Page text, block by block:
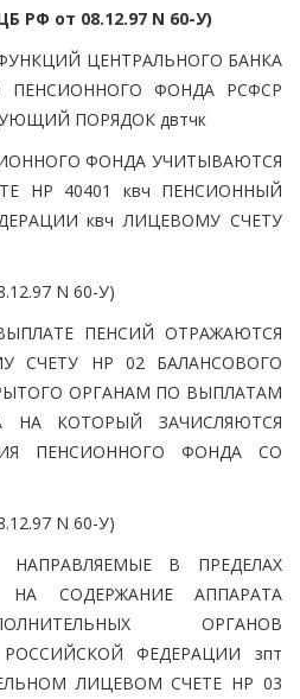
РФ от 08.12.97 N 60-У)
ЦЕНТРАЛЬНОГО БАНКА
ПЕНСИОННОГО ФОНДА РСФСР
ПОРЯДОК двтчк
ФОНДА УЧИТЫВАЮТСЯ
НР 40401 квч ПЕНСИОННЫЙ
квч ЛИЦЕВОМУ СЧЕТУ
N 60-У)
ПЕНСИЙ ОТРАЖАЮТСЯ
СЧЕТУ НР 02 БАЛАНСОВОГО
ОРГАНАМ ПО ВЫПЛАТАМ
НА КОТОРЫЙ ЗАЧИСЛЯЮТСЯ
ПЕНСИОННОГО ФОНДА СО
N 60-У)
НАПРАВЛЯЕМЫЕ В ПРЕДЕЛАХ
СОДЕРЖАНИЕ АППАРАТА
ОРГАНОВ
ФЕДЕРАЦИИ зпт
ЛИЦЕВОМ СЧЕТЕ НР 03